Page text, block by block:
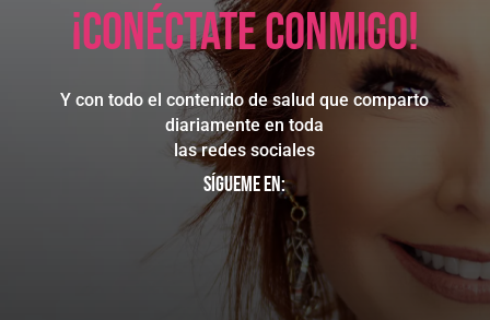
¡Conéctate conmigo!
Y con todo el contenido de salud que comparto
diariamente en toda
las redes sociales
Sígueme en: